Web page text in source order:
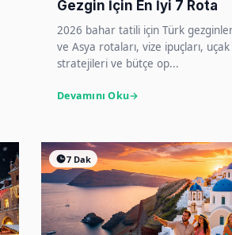
Gezgin İçin En İyi 7 Rota
2026 bahar tatili için Türk
ve Asya rotaları, vize ipuçları,
stratejileri ve bütçe op...
Devamını Oku
7 Dak